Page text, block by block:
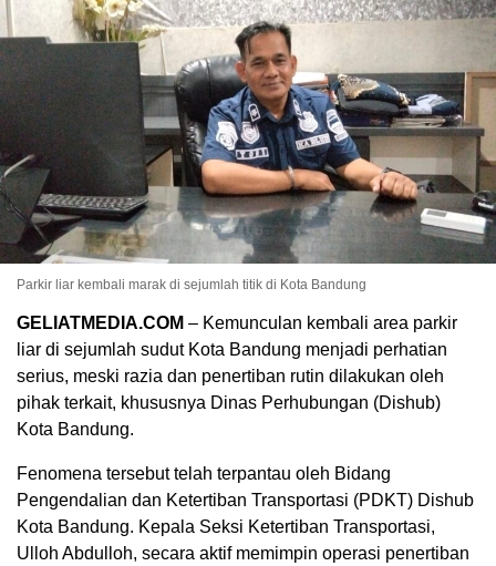
Parkir liar kembali marak di sejumlah titik di Kota Bandung
GELIATMEDIA.COM – Kemunculan kembali area parkir
liar di sejumlah sudut Kota Bandung menjadi perhatian
serius, meski razia dan penertiban rutin dilakukan oleh
pihak terkait, khususnya Dinas Perhubungan (Dishub)
Kota Bandung.
Fenomena tersebut telah terpantau oleh Bidang
Pengendalian dan Ketertiban Transportasi (PDKT) Dishub
Kota Bandung. Kepala Seksi Ketertiban Transportasi,
Ulloh Abdulloh, secara aktif memimpin operasi penertiban